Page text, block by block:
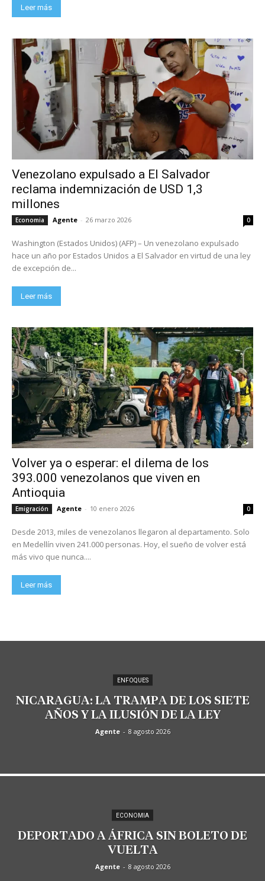
Leer más
Venezolano expulsado a El Salvador
reclama indemnización de USD 1,3
millones
Economia Agente - 26 marzo 2026 0
Washington (Estados Unidos) (AFP) – Un venezolano expulsado
hace un año por Estados Unidos a El Salvador en virtud de una ley
de excepción de...
Leer más
Volver ya o esperar: el dilema de los
393.000 venezolanos que viven en
Antioquia
Emigración Agente - 10 enero 2026 0
Desde 2013, miles de venezolanos llegaron al departamento. Solo
en Medellín viven 241.000 personas. Hoy, el sueño de volver está
más vivo que nunca....
Leer más
ENFOQUES
NICARAGUA: LA TRAMPA DE LOS SIETE
AÑOS Y LA ILUSIÓN DE LA LEY
Agente - 8 agosto 2026
ECONOMIA
DEPORTADO A ÁFRICA SIN BOLETO DE
VUELTA
Agente - 8 agosto 2026